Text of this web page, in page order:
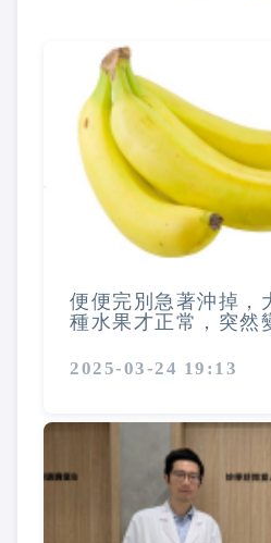
便便完別急著沖掉，
種水果才正常，突然
2025-03-24 19:13